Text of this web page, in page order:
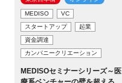
MEDISO
VC
スタートアップ
起業
資金調達
カンパニークリエーション
MEDISOセミナーシリーズ～医